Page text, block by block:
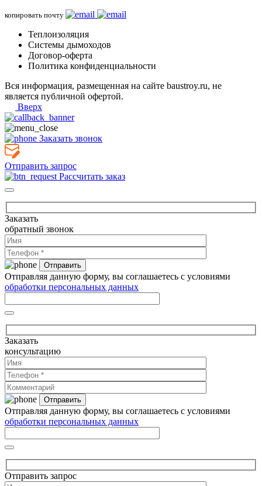
копировать почту
Теплоизоляция
Системы дымоходов
Договор-оферта
Политика конфиденциальности
Вся информация, размещенная на сайте baustroy.ru, не
является публичной офертой.
Вверх
Заказать звонок
Отправить запрос
Рассчитать заказ
Заказать
обратный звонок
Отправляя данную форму, вы соглашаетесь с условиями
обработки персональных данных
Заказать
консультацию
Отправляя данную форму, вы соглашаетесь с условиями
обработки персональных данных
Отправить запрос